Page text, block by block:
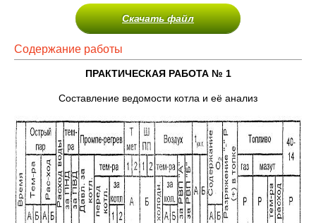
Скачать файл
Содержание работы
ПРАКТИЧЕСКАЯ РАБОТА № 1
Составление ведомости котла и её анализ